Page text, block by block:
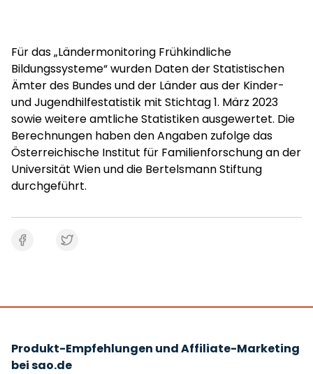
Für das „Ländermonitoring Frühkindliche
Bildungssysteme“ wurden Daten der Statistischen
Ämter des Bundes und der Länder aus der Kinder-
und Jugendhilfestatistik mit Stichtag 1. März 2023
sowie weitere amtliche Statistiken ausgewertet. Die
Berechnungen haben den Angaben zufolge das
Österreichische Institut für Familienforschung an der
Universität Wien und die Bertelsmann Stiftung
durchgeführt.
Produkt-Empfehlungen und Affiliate-Marketing
bei sao.de